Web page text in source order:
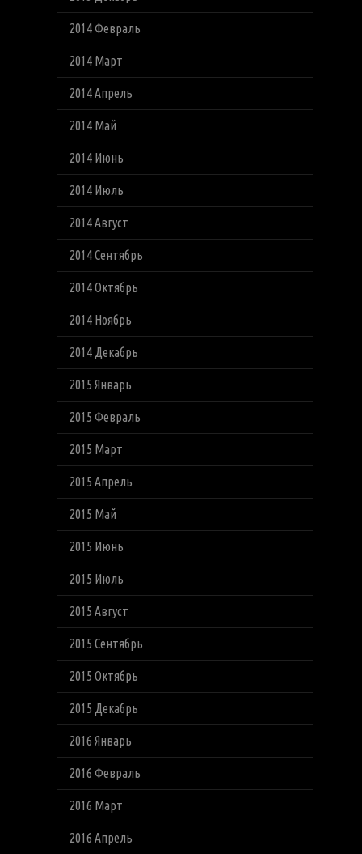
2014 Февраль
2014 Март
2014 Апрель
2014 Май
2014 Июнь
2014 Июль
2014 Август
2014 Сентябрь
2014 Октябрь
2014 Ноябрь
2014 Декабрь
2015 Январь
2015 Февраль
2015 Март
2015 Апрель
2015 Май
2015 Июнь
2015 Июль
2015 Август
2015 Сентябрь
2015 Октябрь
2015 Декабрь
2016 Январь
2016 Февраль
2016 Март
2016 Апрель